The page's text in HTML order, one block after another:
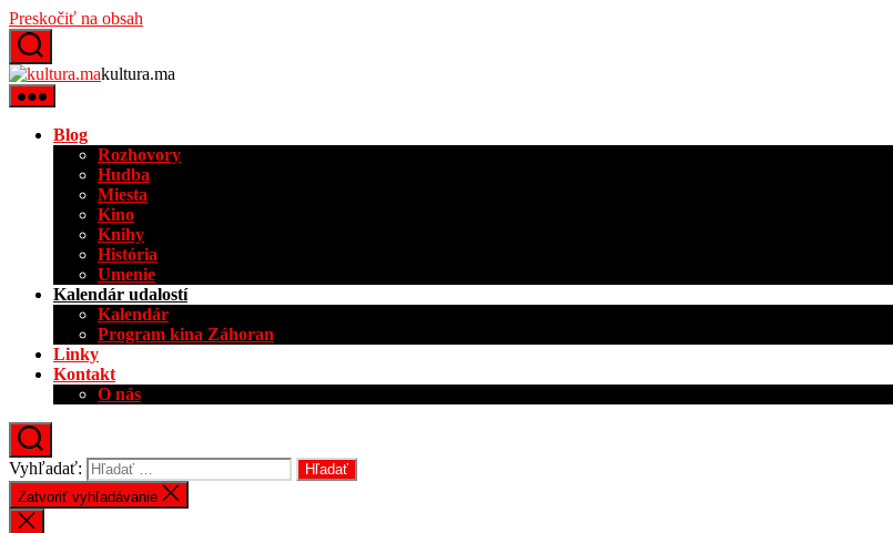
Preskočiť na obsah
kultura.ma
Blog
Rozhovory
Hudba
Miesta
Kino
Knihy
História
Umenie
Kalendár udalostí
Kalendár
Program kina Záhoran
Linky
Kontakt
O nás
Vyhľadať:
Zatvoriť vyhľadávanie